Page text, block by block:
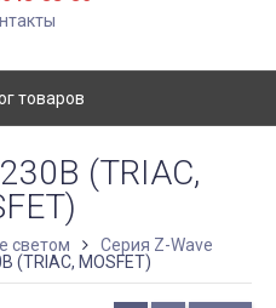
товаров
(TRIAC,
светом
Серия Z-Wave
(TRIAC, MOSFET)